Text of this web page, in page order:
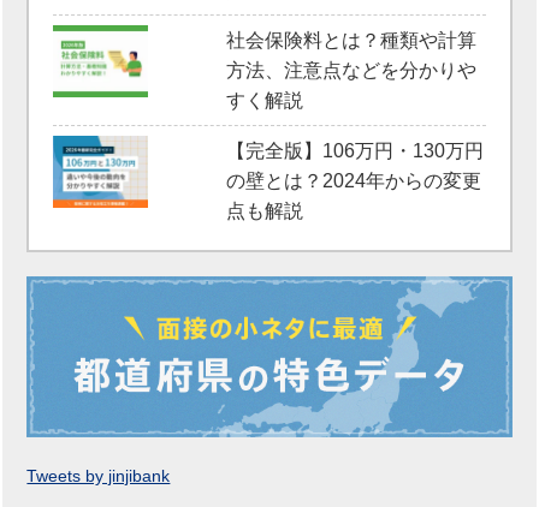
社会保険料とは？種類や計算
方法、注意点などを分かりや
すく解説
【完全版】106万円・130万円
の壁とは？2024年からの変更
点も解説
Tweets by jinjibank